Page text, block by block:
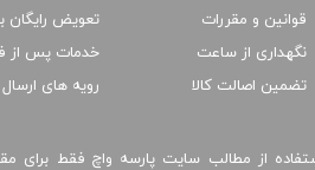
از مطالب سایت پارسه واچ فقط برای
قوانین و مقررات
نگهداری از ساعت
تضمین اصالت کالا
تعویض رایگان
خدمات پس از
رویه های